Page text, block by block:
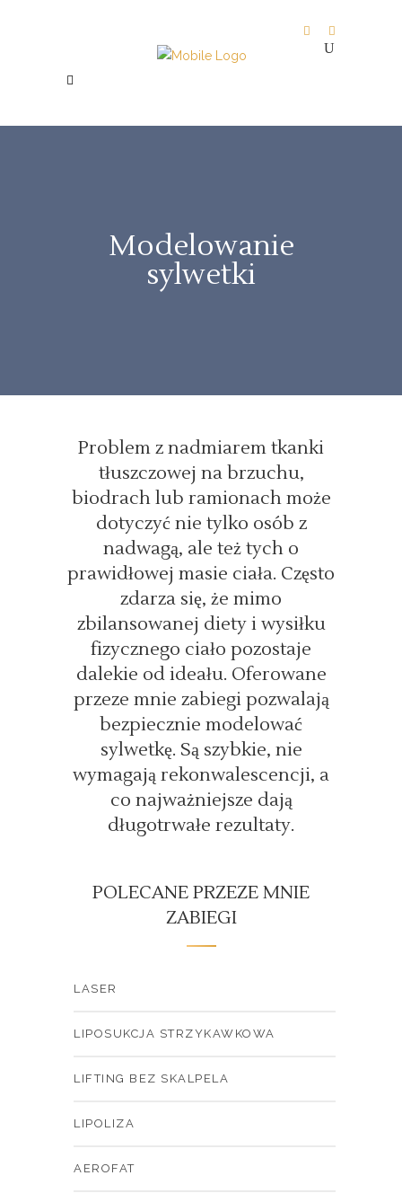
Modelowanie
sylwetki
Problem z nadmiarem tkanki
tłuszczowej na brzuchu,
biodrach lub ramionach może
dotyczyć nie tylko osób z
nadwagą, ale też tych o
prawidłowej masie ciała. Często
zdarza się, że mimo
zbilansowanej diety i wysiłku
fizycznego ciało pozostaje
dalekie od ideału. Oferowane
przeze mnie zabiegi pozwalają
bezpiecznie modelować
sylwetkę. Są szybkie, nie
wymagają rekonwalescencji, a
co najważniejsze dają
długotrwałe rezultaty.
POLECANE PRZEZE MNIE
ZABIEGI
LASER
LIPOSUKCJA STRZYKAWKOWA
LIFTING BEZ SKALPELA
LIPOLIZA
AEROFAT